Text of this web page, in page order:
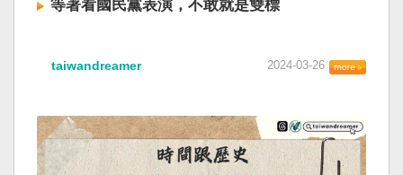
等著看國民黨表演，不敢就是雙標
taiwandreamer 2024-03-26